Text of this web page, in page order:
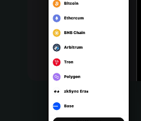
Português (Portugal)
Bahasa Indonesia
Português (Brasil)